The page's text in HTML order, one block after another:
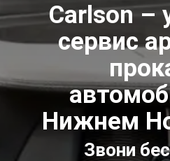
Carlson –
сервис
Нижнем
Звони